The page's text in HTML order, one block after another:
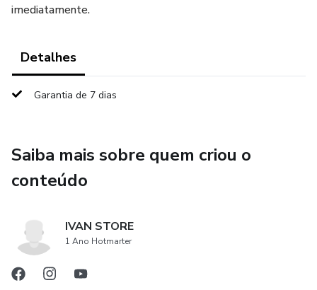
imediatamente.
Detalhes
Garantia de 7 dias
Saiba mais sobre quem criou o
conteúdo
IVAN STORE
1 Ano Hotmarter